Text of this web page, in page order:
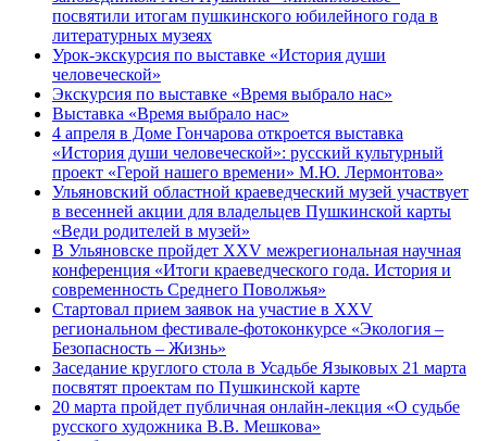
посвятили итогам пушкинского юбилейного года в
литературных музеях
Урок-экскурсия по выставке «История души
человеческой»
Экскурсия по выставке «Время выбрало нас»
Выставка «Время выбрало нас»
4 апреля в Доме Гончарова откроется выставка
«История души человеческой»: русский культурный
проект «Герой нашего времени» М.Ю. Лермонтова»
Ульяновский областной краеведческий музей участвует
в весенней акции для владельцев Пушкинской карты
«Веди родителей в музей»
В Ульяновске пройдет XXV межрегиональная научная
конференция «Итоги краеведческого года. История и
современность Среднего Поволжья»
Стартовал прием заявок на участие в XXV
региональном фестивале-фотоконкурсе «Экология –
Безопасность – Жизнь»
Заседание круглого стола в Усадьбе Языковых 21 марта
посвятят проектам по Пушкинской карте
20 марта пройдет публичная онлайн-лекция «О судьбе
русского художника В.В. Мешкова»